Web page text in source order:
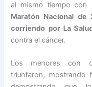
al mismo tiempo con
Maratón Nacional de
corriendo por La
contra el cáncer.
Los menores con
triunfaron, mostrando